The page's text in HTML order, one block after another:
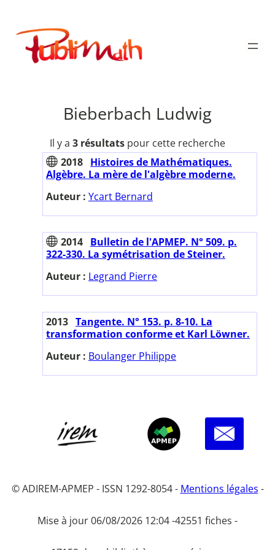
contenu
Publimath
Bieberbach Ludwig
Il y a 3 résultats pour cette recherche
2018 Histoires de Mathématiques.
Algèbre. La mère de l'algèbre moderne.
Auteur : Ycart Bernard
2014 Bulletin de l'APMEP. N° 509. p.
322-330. La symétrisation de Steiner.
Auteur : Legrand Pierre
2013 Tangente. N° 153. p. 8-10. La
transformation conforme et Karl Löwner.
Auteur : Boulanger Philippe
© ADIREM-APMEP - ISSN 1292-8054 - Mentions légales -
Mise à jour 06/08/2026 12:04 -42551 fiches -